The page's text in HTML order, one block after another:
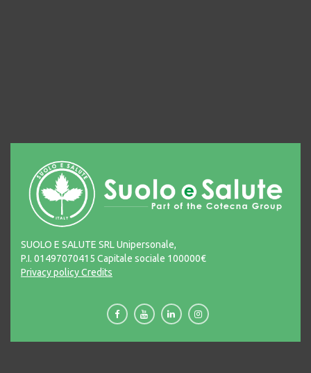
SUOLO E SALUTE SRL Unipersonale,
P.I. 01497070415 Capitale sociale 100000€
Privacy policyCredits